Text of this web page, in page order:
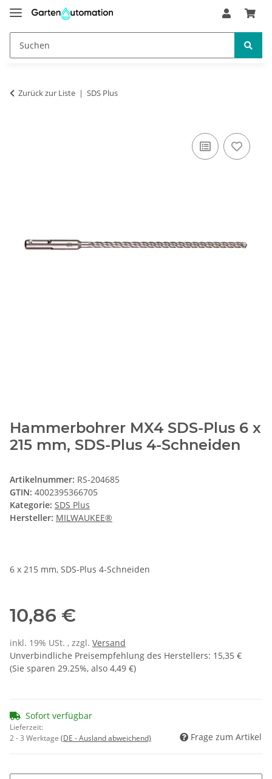
Zurück zur Liste SDS Plus
Hammerbohrer MX4 SDS-Plus 6 x
215 mm, SDS-Plus 4-Schneiden
Artikelnummer: RS-204685
GTIN: 4002395366705
Kategorie: SDS Plus
Hersteller: MILWAUKEE®
6 x 215 mm, SDS-Plus 4-Schneiden
10,86 €
inkl. 19% USt. , zzgl. Versand
Unverbindliche Preisempfehlung des Herstellers: 15,35 €
(Sie sparen 29.25%, also 4,49 €)
Sofort verfügbar
Lieferzeit:
2 - 3 Werktage (DE - Ausland abweichend) Frage zum Artikel